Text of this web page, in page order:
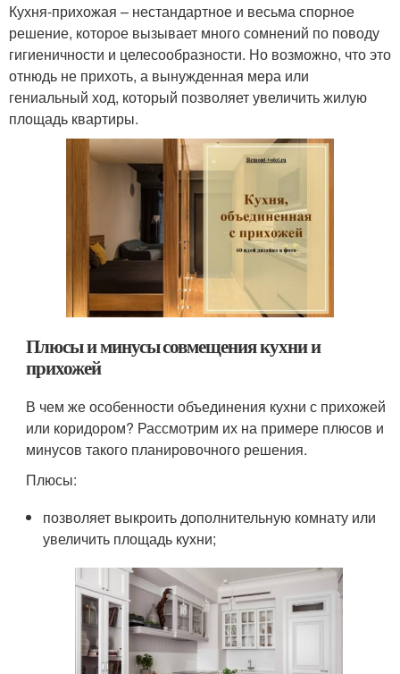
Кухня-прихожая – нестандартное и весьма спорное
решение, которое вызывает много сомнений по поводу
гигиеничности и целесообразности. Но возможно, что это
отнюдь не прихоть, а вынужденная мера или
гениальный ход, который позволяет увеличить жилую
площадь квартиры.
Плюсы и минусы совмещения кухни и
прихожей
В чем же особенности объединения кухни с прихожей
или коридором? Рассмотрим их на примере плюсов и
минусов такого планировочного решения.
Плюсы:
позволяет выкроить дополнительную комнату или
увеличить площадь кухни;